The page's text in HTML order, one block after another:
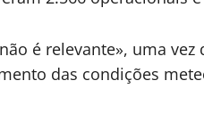
é relevante», uma
das condições